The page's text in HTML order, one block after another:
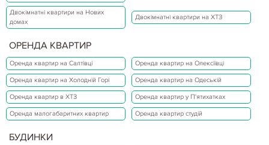
Двокімнатні квартири на Нових
домах
Двокімнатні квартири на ХТЗ
ОРЕНДА КВАРТИР
Оренда квартир на Салтівці Оренда квартир на Олексіївці
Оренда квартир на Холодній Горі Оренда квартир на Одеській
Оренда квартир в ХТЗ Оренда квартир у П'ятихатках
Оренда малогабаритних квартир Оренда квартир студій
БУДИНКИ